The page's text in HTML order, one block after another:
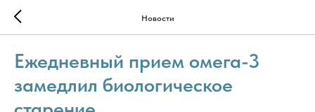
Новости
Ежедневный прием омега-3
замедлил биологическое